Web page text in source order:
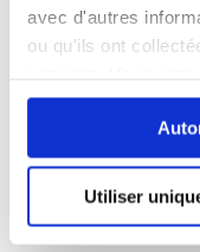
avec d'autres
ou qu'ils ont
continuez à utiliser
Utiliser
de